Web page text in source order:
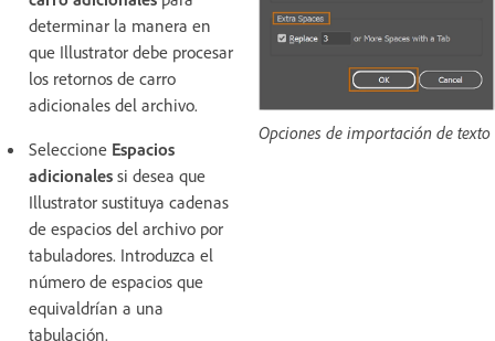
determinar la manera en
que Illustrator debe procesar
los retornos de carro
adicionales del archivo.
Seleccione Espacios
adicionales si desea que
Illustrator sustituya cadenas
de espacios del archivo por
tabuladores. Introduzca el
número de espacios que
equivaldrían a una
tabulación.
Opciones de importación de texto